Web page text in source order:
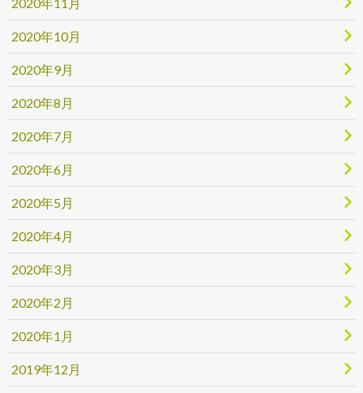
2020年10月
2020年9月
2020年8月
2020年7月
2020年6月
2020年5月
2020年4月
2020年3月
2020年2月
2020年1月
2019年12月